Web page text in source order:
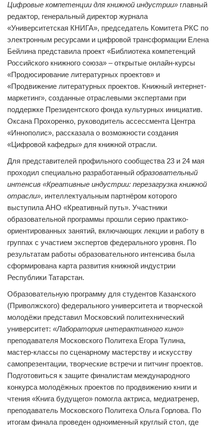
Цифровые компетенции для книжной индустрии» главный
редактор, генеральный директор журнала
«Университетская КНИГА», председатель Комитета РКС по
электронным ресурсами и цифровой трансформации Елена
Бейлина представила проект «Библиотека компетенций
Российского книжного союза» – открытые онлайн-курсы
«Продюсирование литературных проектов» и
«Продвижение литературных проектов. Книжный интернет-
маркетинг», созданные отраслевыми экспертами при
поддержке Президентского фонда культурных инициатив.
Оксана Прохоренко, руководитель ассессмента Центра
«Иннополис», рассказала о возможности создания
«Цифровой кафедры» для книжной отрасли.
Для представителей профильного сообщества 23 и 24 мая
проходил специально разработанный образовательный
интенсив «Креативные индустрии: перезагрузка книжной
отрасли», интеллектуальным партнёром которого
выступила АНО «Креативный путь». Участники
образовательной программы прошли серию практико-
ориентированных занятий, включающих лекции и работу в
группах с участием экспертов федерального уровня. По
результатам работы образовательного интенсива была
сформирована карта развития книжной индустрии
Республики Татарстан.
Образовательную программу для студентов Казанского
(Приволжского) федерального университета и творческой
молодёжи представил Московский политехнический
университет: «Лаборатория интерактивного кино»
преподавателя Московского Политеха Егора Тулина,
мастер-классы по сценарному мастерству и искусству
самопрезентации, творческие встречи и питчинг проектов.
Подготовиться к защите финалистам международного
конкурса молодёжных проектов по продвижению книги и
чтения «Книга будущего» помогла актриса, медиатренер,
преподаватель Московского Политеха Ольга Горлова. По
итогам финала проведен одноименный круглый стол, где